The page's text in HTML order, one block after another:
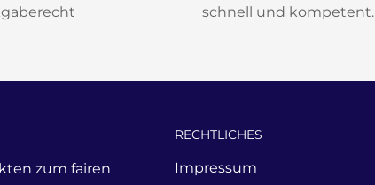
schnell und kompetent.
zum fairen
RECHTLICHES
Impressum